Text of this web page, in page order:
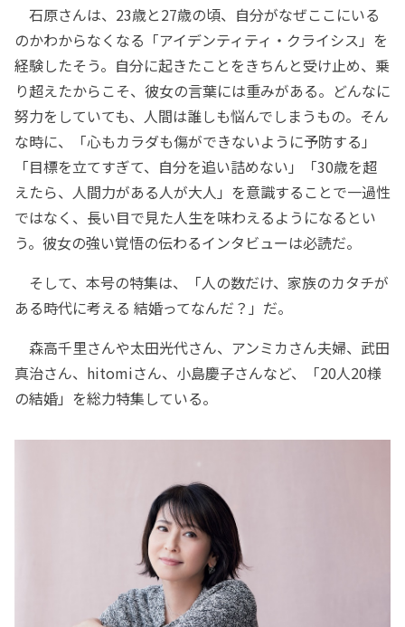
石原さんは、23歳と27歳の頃、自分がなぜここにいる
のかわからなくなる「アイデンティティ・クライシス」を
経験したそう。自分に起きたことをきちんと受け止め、乗
り超えたからこそ、彼女の言葉には重みがある。どんなに
努力をしていても、人間は誰しも悩んでしまうもの。そん
な時に、「心もカラダも傷ができないように予防する」
「目標を立てすぎて、自分を追い詰めない」「30歳を超
えたら、人間力がある人が大人」を意識することで一過性
ではなく、長い目で見た人生を味わえるようになるとい
う。彼女の強い覚悟の伝わるインタビューは必読だ。
そして、本号の特集は、「人の数だけ、家族のカタチが
ある時代に考える 結婚ってなんだ？」だ。
森高千里さんや太田光代さん、アンミカさん夫婦、武田
真治さん、hitomiさん、小島慶子さんなど、「20人20様
の結婚」を総力特集している。